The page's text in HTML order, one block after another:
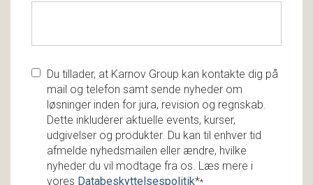
Du tillader, at Karnov Group kan kontakte dig på
mail og telefon samt sende nyheder om
løsninger inden for jura, revision og regnskab.
Dette inkluderer aktuelle events, kurser,
udgivelser og produkter. Du kan til enhver tid
afmelde nyhedsmailen eller ændre, hvilke
nyheder du vil modtage fra os. Læs mere i
vores Databeskyttelsespolitik**